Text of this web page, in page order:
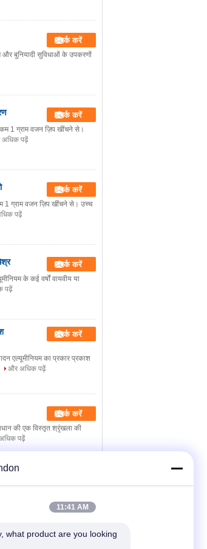
संपर्क करें
और बुनियादी सुविधाओं के उपकरणों
संपर्क करें
कम 1 ग्राम वजन ज़िप खींचने से।
पढ़ें
संपर्क करें
1 ग्राम वजन ज़िप खींचने से। उच्च
पढ़ें
संपर्क करें
के कई वर्षों वायवीय या
पढ़ें
संपर्क करें
एल्यूमीनियम का प्रकार प्रकाश
और अधिक पढ़ें
संपर्क करें
की एक विस्तृत श्रृंखला की
पढ़ें
11:41 AM
what product are you looking